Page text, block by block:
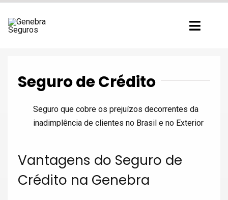
para
Seguro de Crédito
Seguro que cobre os prejuízos decorrentes da
inadimplência de clientes no Brasil e no Exterior
Vantagens do Seguro de
Crédito na Genebra